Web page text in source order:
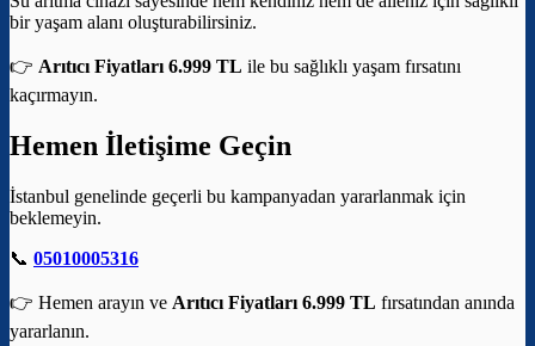
bir yaşam alanı oluşturabilirsiniz.
👉 Arıtıcı Fiyatları 6.999 TL ile bu sağlıklı yaşam fırsatını
kaçırmayın.
Hemen İletişime Geçin
İstanbul genelinde geçerli bu kampanyadan yararlanmak için
beklemeyin.
📞 05010005316
👉 Hemen arayın ve Arıtıcı Fiyatları 6.999 TL fırsatından anında
yararlanın.